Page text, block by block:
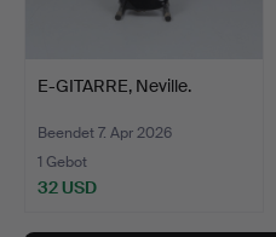
E-GITARRE, Neville.
Beendet 7. Apr 2026
1 Gebot
32 USD